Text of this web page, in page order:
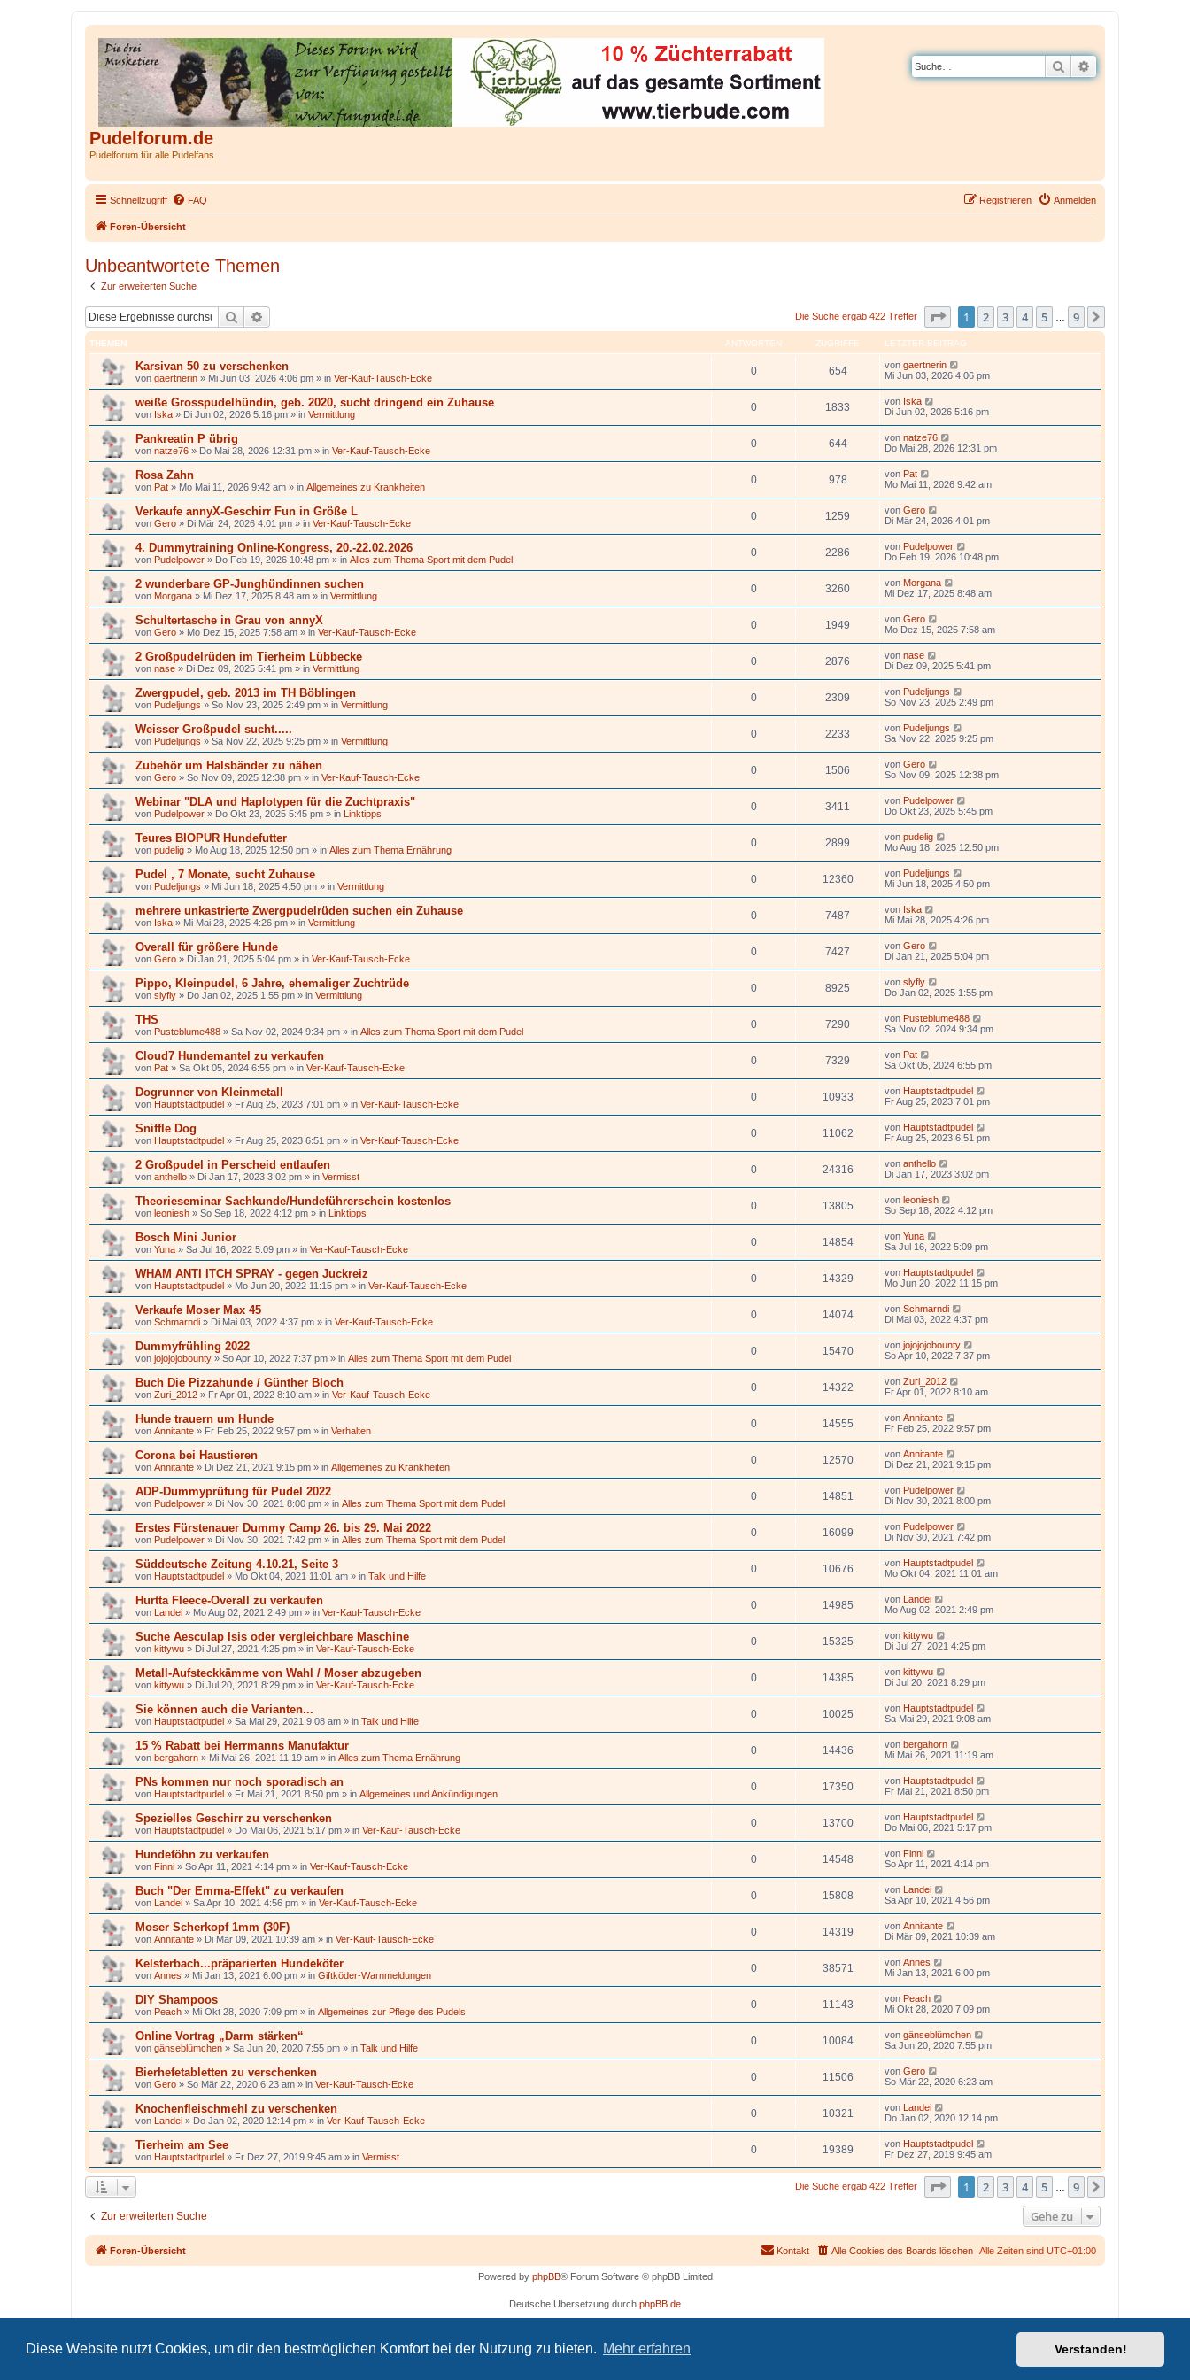
Diese Website nutzt Cookies, um dir den bestmöglichen Komfort bei der Nutzung zu bieten. Mehr erfahren Verstanden!
Pudelforum.de
Pudelforum für alle Pudelfans
Suche
Schnellzugriff FAQ Anmelden
Registrieren
Foren-Übersicht
Unbeantwortete Themen
Zur erweiterten Suche
Suche Die Suche ergab 422 Treffer Seite von9
1 2 3 4 5 9
THEMEN ANTWORTEN ZUGRIFFE LETZTER BEITRAG
Karsivan 50 zu verschenken
von gaertnerin » Mi Jun 03, 2026 4:06 pm » in Ver-Kauf-Tausch-Ecke
0 654 von gaertnerin
Mi Jun 03, 2026 4:06 pm
weiße Grosspudelhündin, geb. 2020, sucht dringend ein Zuhause
von Iska » Di Jun 02, 2026 5:16 pm » in Vermittlung
0 1833 von Iska
Di Jun 02, 2026 5:16 pm
Pankreatin P übrig
von natze76 » Do Mai 28, 2026 12:31 pm » in Ver-Kauf-Tausch-Ecke
0 644 von natze76
Do Mai 28, 2026 12:31 pm
Rosa Zahn
von Pat » Mo Mai 11, 2026 9:42 am » in Allgemeines zu Krankheiten
0 978 von Pat
Mo Mai 11, 2026 9:42 am
Verkaufe annyX-Geschirr Fun in Größe L
von Gero » Di Mär 24, 2026 4:01 pm » in Ver-Kauf-Tausch-Ecke
0 1259 von Gero
Di Mär 24, 2026 4:01 pm
4. Dummytraining Online-Kongress, 20.-22.02.2026
von Pudelpower » Do Feb 19, 2026 10:48 pm » in Alles zum Thema Sport mit dem Pudel
0 2286 von Pudelpower
Do Feb 19, 2026 10:48 pm
2 wunderbare GP-Junghündinnen suchen
von Morgana » Mi Dez 17, 2025 8:48 am » in Vermittlung
0 3260 von Morgana
Mi Dez 17, 2025 8:48 am
Schultertasche in Grau von annyX
von Gero » Mo Dez 15, 2025 7:58 am » in Ver-Kauf-Tausch-Ecke
0 1949 von Gero
Mo Dez 15, 2025 7:58 am
2 Großpudelrüden im Tierheim Lübbecke
von nase » Di Dez 09, 2025 5:41 pm » in Vermittlung
0 2876 von nase
Di Dez 09, 2025 5:41 pm
Zwergpudel, geb. 2013 im TH Böblingen
von Pudeljungs » So Nov 23, 2025 2:49 pm » in Vermittlung
0 2309 von Pudeljungs
So Nov 23, 2025 2:49 pm
Weisser Großpudel sucht.....
von Pudeljungs » Sa Nov 22, 2025 9:25 pm » in Vermittlung
0 2233 von Pudeljungs
Sa Nov 22, 2025 9:25 pm
Zubehör um Halsbänder zu nähen
von Gero » So Nov 09, 2025 12:38 pm » in Ver-Kauf-Tausch-Ecke
0 1506 von Gero
So Nov 09, 2025 12:38 pm
Webinar "DLA und Haplotypen für die Zuchtpraxis"
von Pudelpower » Do Okt 23, 2025 5:45 pm » in Linktipps
0 3411 von Pudelpower
Do Okt 23, 2025 5:45 pm
Teures BIOPUR Hundefutter
von pudelig » Mo Aug 18, 2025 12:50 pm » in Alles zum Thema Ernährung
0 2899 von pudelig
Mo Aug 18, 2025 12:50 pm
Pudel , 7 Monate, sucht Zuhause
von Pudeljungs » Mi Jun 18, 2025 4:50 pm » in Vermittlung
0 12360 von Pudeljungs
Mi Jun 18, 2025 4:50 pm
mehrere unkastrierte Zwergpudelrüden suchen ein Zuhause
von Iska » Mi Mai 28, 2025 4:26 pm » in Vermittlung
0 7487 von Iska
Mi Mai 28, 2025 4:26 pm
Overall für größere Hunde
von Gero » Di Jan 21, 2025 5:04 pm » in Ver-Kauf-Tausch-Ecke
0 7427 von Gero
Di Jan 21, 2025 5:04 pm
Pippo, Kleinpudel, 6 Jahre, ehemaliger Zuchtrüde
von slyfly » Do Jan 02, 2025 1:55 pm » in Vermittlung
0 8925 von slyfly
Do Jan 02, 2025 1:55 pm
THS
von Pusteblume488 » Sa Nov 02, 2024 9:34 pm » in Alles zum Thema Sport mit dem Pudel
0 7290 von Pusteblume488
Sa Nov 02, 2024 9:34 pm
Cloud7 Hundemantel zu verkaufen
von Pat » Sa Okt 05, 2024 6:55 pm » in Ver-Kauf-Tausch-Ecke
0 7329 von Pat
Sa Okt 05, 2024 6:55 pm
Dogrunner von Kleinmetall
von Hauptstadtpudel » Fr Aug 25, 2023 7:01 pm » in Ver-Kauf-Tausch-Ecke
0 10933 von Hauptstadtpudel
Fr Aug 25, 2023 7:01 pm
Sniffle Dog
von Hauptstadtpudel » Fr Aug 25, 2023 6:51 pm » in Ver-Kauf-Tausch-Ecke
0 11062 von Hauptstadtpudel
Fr Aug 25, 2023 6:51 pm
2 Großpudel in Perscheid entlaufen
von anthello » Di Jan 17, 2023 3:02 pm » in Vermisst
0 24316 von anthello
Di Jan 17, 2023 3:02 pm
Theorieseminar Sachkunde/Hundeführerschein kostenlos
von leoniesh » So Sep 18, 2022 4:12 pm » in Linktipps
0 13805 von leoniesh
So Sep 18, 2022 4:12 pm
Bosch Mini Junior
von Yuna » Sa Jul 16, 2022 5:09 pm » in Ver-Kauf-Tausch-Ecke
0 14854 von Yuna
Sa Jul 16, 2022 5:09 pm
WHAM ANTI ITCH SPRAY - gegen Juckreiz
von Hauptstadtpudel » Mo Jun 20, 2022 11:15 pm » in Ver-Kauf-Tausch-Ecke
0 14329 von Hauptstadtpudel
Mo Jun 20, 2022 11:15 pm
Verkaufe Moser Max 45
von Schmarndi » Di Mai 03, 2022 4:37 pm » in Ver-Kauf-Tausch-Ecke
0 14074 von Schmarndi
Di Mai 03, 2022 4:37 pm
Dummyfrühling 2022
von jojojojobounty » So Apr 10, 2022 7:37 pm » in Alles zum Thema Sport mit dem Pudel
0 15470 von jojojojobounty
So Apr 10, 2022 7:37 pm
Buch Die Pizzahunde / Günther Bloch
von Zuri_2012 » Fr Apr 01, 2022 8:10 am » in Ver-Kauf-Tausch-Ecke
0 14322 von Zuri_2012
Fr Apr 01, 2022 8:10 am
Hunde trauern um Hunde
von Annitante » Fr Feb 25, 2022 9:57 pm » in Verhalten
0 14555 von Annitante
Fr Feb 25, 2022 9:57 pm
Corona bei Haustieren
von Annitante » Di Dez 21, 2021 9:15 pm » in Allgemeines zu Krankheiten
0 12570 von Annitante
Di Dez 21, 2021 9:15 pm
ADP-Dummyprüfung für Pudel 2022
von Pudelpower » Di Nov 30, 2021 8:00 pm » in Alles zum Thema Sport mit dem Pudel
0 14851 von Pudelpower
Di Nov 30, 2021 8:00 pm
Erstes Fürstenauer Dummy Camp 26. bis 29. Mai 2022
von Pudelpower » Di Nov 30, 2021 7:42 pm » in Alles zum Thema Sport mit dem Pudel
0 16099 von Pudelpower
Di Nov 30, 2021 7:42 pm
Süddeutsche Zeitung 4.10.21, Seite 3
von Hauptstadtpudel » Mo Okt 04, 2021 11:01 am » in Talk und Hilfe
0 10676 von Hauptstadtpudel
Mo Okt 04, 2021 11:01 am
Hurtta Fleece-Overall zu verkaufen
von Landei » Mo Aug 02, 2021 2:49 pm » in Ver-Kauf-Tausch-Ecke
0 14985 von Landei
Mo Aug 02, 2021 2:49 pm
Suche Aesculap Isis oder vergleichbare Maschine
von kittywu » Di Jul 27, 2021 4:25 pm » in Ver-Kauf-Tausch-Ecke
0 15325 von kittywu
Di Jul 27, 2021 4:25 pm
Metall-Aufsteckkämme von Wahl / Moser abzugeben
von kittywu » Di Jul 20, 2021 8:29 pm » in Ver-Kauf-Tausch-Ecke
0 14385 von kittywu
Di Jul 20, 2021 8:29 pm
Sie können auch die Varianten...
von Hauptstadtpudel » Sa Mai 29, 2021 9:08 am » in Talk und Hilfe
0 10025 von Hauptstadtpudel
Sa Mai 29, 2021 9:08 am
15 % Rabatt bei Herrmanns Manufaktur
von bergahorn » Mi Mai 26, 2021 11:19 am » in Alles zum Thema Ernährung
0 14436 von bergahorn
Mi Mai 26, 2021 11:19 am
PNs kommen nur noch sporadisch an
von Hauptstadtpudel » Fr Mai 21, 2021 8:50 pm » in Allgemeines und Ankündigungen
0 17350 von Hauptstadtpudel
Fr Mai 21, 2021 8:50 pm
Spezielles Geschirr zu verschenken
von Hauptstadtpudel » Do Mai 06, 2021 5:17 pm » in Ver-Kauf-Tausch-Ecke
0 13700 von Hauptstadtpudel
Do Mai 06, 2021 5:17 pm
Hundeföhn zu verkaufen
von Finni » So Apr 11, 2021 4:14 pm » in Ver-Kauf-Tausch-Ecke
0 14548 von Finni
So Apr 11, 2021 4:14 pm
Buch "Der Emma-Effekt" zu verkaufen
von Landei » Sa Apr 10, 2021 4:56 pm » in Ver-Kauf-Tausch-Ecke
0 15808 von Landei
Sa Apr 10, 2021 4:56 pm
Moser Scherkopf 1mm (30F)
von Annitante » Di Mär 09, 2021 10:39 am » in Ver-Kauf-Tausch-Ecke
0 14319 von Annitante
Di Mär 09, 2021 10:39 am
Kelsterbach...präparierten Hundeköter
von Annes » Mi Jan 13, 2021 6:00 pm » in Giftköder-Warnmeldungen
0 38571 von Annes
Mi Jan 13, 2021 6:00 pm
DIY Shampoos
von Peach » Mi Okt 28, 2020 7:09 pm » in Allgemeines zur Pflege des Pudels
0 11143 von Peach
Mi Okt 28, 2020 7:09 pm
Online Vortrag „Darm stärken“
von gänseblümchen » Sa Jun 20, 2020 7:55 pm » in Talk und Hilfe
0 10084 von gänseblümchen
Sa Jun 20, 2020 7:55 pm
Bierhefetabletten zu verschenken
von Gero » So Mär 22, 2020 6:23 am » in Ver-Kauf-Tausch-Ecke
0 11506 von Gero
So Mär 22, 2020 6:23 am
Knochenfleischmehl zu verschenken
von Landei » Do Jan 02, 2020 12:14 pm » in Ver-Kauf-Tausch-Ecke
0 10321 von Landei
Do Jan 02, 2020 12:14 pm
Tierheim am See
von Hauptstadtpudel » Fr Dez 27, 2019 9:45 am » in Vermisst
0 19389 von Hauptstadtpudel
Fr Dez 27, 2019 9:45 am
Die Suche ergab 422 Treffer Seite von9
1 2 3 4 5 9
Zur erweiterten Suche Gehe zu
Foren-Übersicht Alle Zeiten sind UTC+01:00
Alle Cookies des Boards löschen
Kontakt
Powered by phpBB® Forum Software © phpBB Limited
Deutsche Übersetzung durch phpBB.de